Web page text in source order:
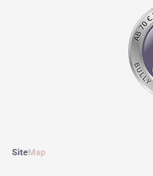
SiteMap